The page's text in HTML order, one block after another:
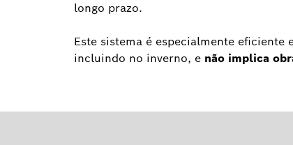
longo prazo.
Este sistema é especialmente
incluindo no inverno, e não implica